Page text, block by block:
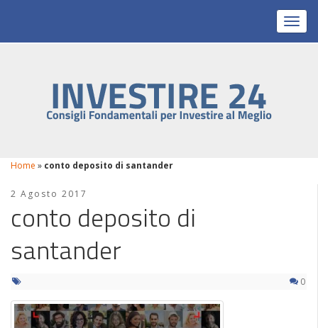
Home » conto deposito di santander
2 Agosto 2017
conto deposito di
santander
0